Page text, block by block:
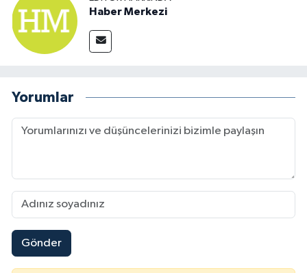
Haber Merkezi
Yorumlar
Gönder